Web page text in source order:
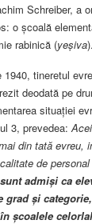
Schreiber, a
o școală
rabinică (yeșiva).
1940, tineretul
deodată pe
situației
3, prevedea:
din tată evreu,
de
admiși ca
grad și
școalele